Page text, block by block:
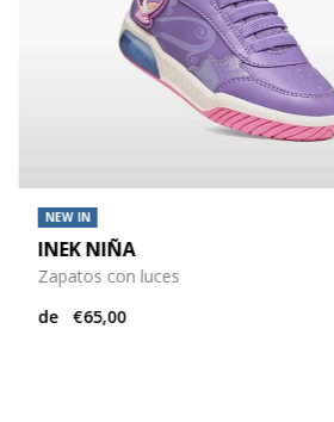
NEW IN
INEK NIÑA
Zapatos con luces
de
€65,00